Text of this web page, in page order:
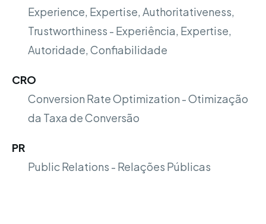
Experience, Expertise, Authoritativeness,
Trustworthiness - Experiência, Expertise,
Autoridade, Confiabilidade
CRO
Conversion Rate Optimization - Otimização
da Taxa de Conversão
PR
Public Relations - Relações Públicas